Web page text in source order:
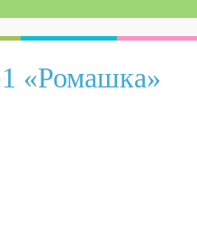
«Ромашка»